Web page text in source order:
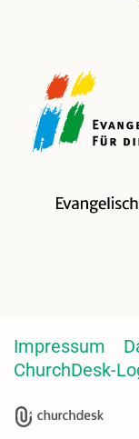
Impressum
ChurchDesk-